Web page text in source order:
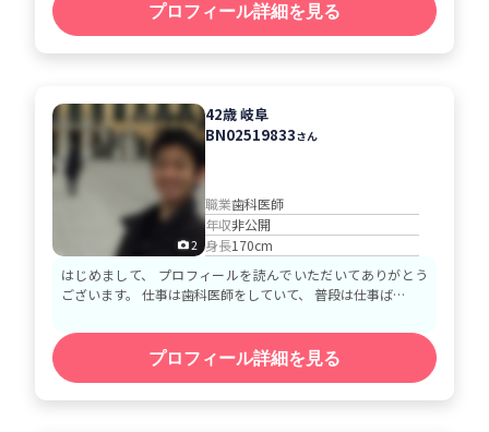
プロフィール詳細を見る
2
42歳 岐阜
BN02519833さん
職業歯科医師
年収非公開
身長170cm
はじめまして、 プロフィールを読んでいただいてありがとう
ございます。 仕事は歯科医師をしていて、 普段は仕事ば…
プロフィール詳細を見る